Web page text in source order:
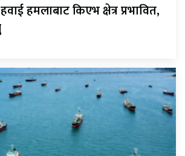
हमलाबाट किएभ क्षेत्र प्रभावित,